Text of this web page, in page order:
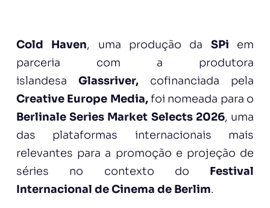
Cold Haven, uma produção da SPi em
parceria com a produtora
islandesa Glassriver, cofinanciada pela
Creative Europe Media,foi nomeada para o
Berlinale Series Market Selects 2026, uma
das plataformas internacionais mais
relevantes para a promoção e projeção de
séries no contexto do Festival
Internacional de Cinema de Berlim.